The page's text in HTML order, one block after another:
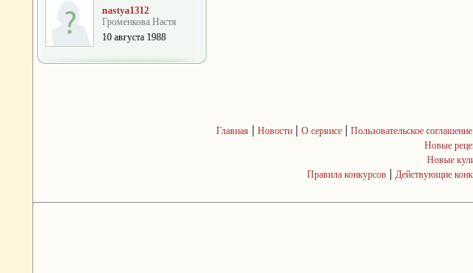
nastya1312
Громенкова Настя
10 августа 1988
Главная | Новости| О сервисе| Пользовательское соглашение
Новые
Новые
Правила конкурсов | Действующие